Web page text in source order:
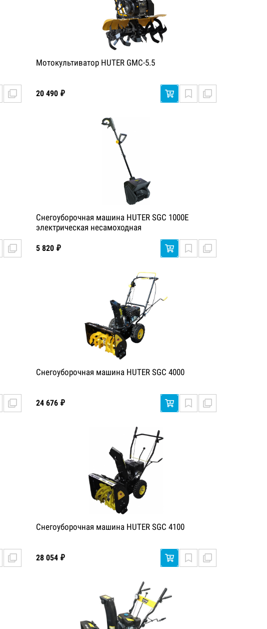
Мотокультиватор HUTER GMC-5.5
20 490 ₽
Снегоуборочная машина HUTER SGC 1000E
электрическая несамоходная
5 820 ₽
Снегоуборочная машина HUTER SGC 4000
24 676 ₽
Снегоуборочная машина HUTER SGC 4100
28 054 ₽